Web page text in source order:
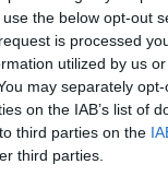
the below opt-out
is processed
utilized by us
may separately
on the IAB’s list of
third parties on the
third parties.
αυτό. Είμαι πολύ
ημέρα για
το 2023
Γιώργου